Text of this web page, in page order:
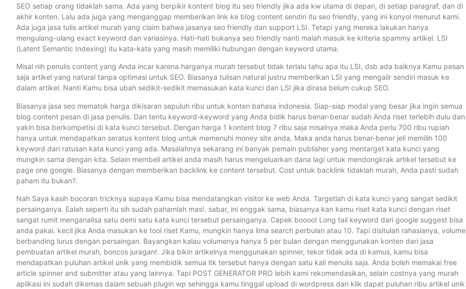
SEO setiap orang tidaklah sama. Ada yang berpikir kontent blog itu seo friendly jika ada kw utama di depan, di setiap paragraf, dan di
akhir konten. Lalu ada juga yang menganggap memberikan link ke blog content sendiri itu seo friendly, yang ini konyol menurut kami.
Ada juga jasa tulis artikel murah yang claim bahwa jasanya seo friendly dan support LSI. Tetapi yang mereka lakukan hanya
mengulang-ulang exact keyword dan variasinya. Hati-hati bukanya seo friendly nanti malah masuk ke kriteria spammy artikel. LSI
(Latent Semantic Indexing) itu kata-kata yang masih memiliki hubungan dengan keyword utama.
Misal nih penulis content yang Anda incar karena harganya murah tersebut tidak terlalu tahu apa itu LSI, dsb ada baiknya Kamu pesan
saja artikel yang natural tanpa optimasi untuk SEO. Biasanya tulisan natural justru memberikan LSI yang mengalir sendiri masuk ke
dalam artikel. Nanti Kamu bisa ubah sedikit-sedikit memasukan kata kunci dan LSI jika dirasa belum cukup SEO.
Biasanya jasa seo mematok harga dikisaran sepuluh ribu untuk konten bahasa indonesia. Siap-siap modal yang besar jika ingin semua
blog content pesan di jasa penulis. Dan tentu keyword-keyword yang Anda bidik harus benar-benar sudah Anda riset terlebih dulu dan
yakin bisa berkompetisi di kata kunci tersebut. Dengan harga 1 kontent blog 7 ribu saja misalnya maka Anda perlu 700 ribu rupiah
hanya untuk mendapatkan seratus kontent blog untuk memenuhi money site anda. Maka anda harus benar-benar jeli memilih 100
keyword dari ratusan kata kunci yang ada. Masalahnya sekarang ini banyak pemain publisher yang mentarget kata kunci yang
mungkin sama dengan kita. Selain membeli artikel anda masih harus mengeluarkan dana lagi untuk mendongkrak artikel tersebut ke
page one google. Biasanya dengan memberikan backlink ke content tersebut. Cost untuk backlink tidaklah murah, Anda pasti sudah
paham itu bukan?.
Nah Saya kasih bocoran tricknya supaya Kamu bisa mendatangkan visitor ke web Anda. Targetlah di kata kunci yang sangat sedikit
persainganya. Ealah seperti itu sih sudah pahamlah mas!. sabar, ini enggak sama, biasanya kan kamu riset kata kunci dengan riset
sangat rumit menganalisa satu demi satu kata kunci tersebut persainganya. Capek boooo! Long tail keyword dari google suggest bisa
anda pakai. kecil jika Anda masukan ke tool riset Kamu, mungkin hanya lima search perbulan atau 10. Tapi disitulah rahasianya, volume
berbanding lurus dengan persaingan. Bayangkan kalau volumenya hanya 5 per bulan dengan menggunakan konten dari jasa
pembuatan artikel murah, boncos juragan!. Jika bikin artikelnya menggunakan spinner, tekor tidak ada di kamus, kamu bisa
mendapatkan puluhan artikel unik yang membidik semua ltk tersebut hanya dengan satu kali menulis saja. Anda boleh memakai free
article spinner and submitter atau yang lainnya. Tapi POST GENERATOR PRO lebih kami rekomendasikan, selain costnya yang murah
aplikasi ini sudah dikemas dalam sebuah plugin wp sehingga kamu tinggal upload di wordpress dan klik dapat puluhan ribu artikel unik